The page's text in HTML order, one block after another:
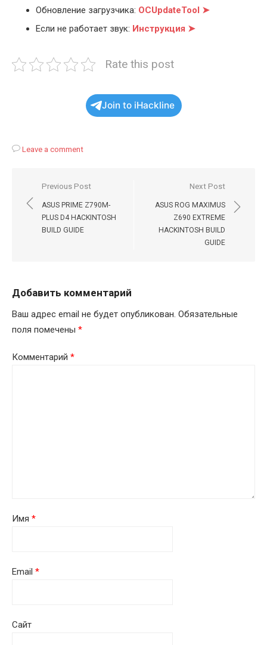
Обновление загрузчика: OCUpdateTool ➤
Если не работает звук: Инструкция ➤
Rate this post
Join to iHackline
Leave a comment
Навигация
по
записям
Previous Post
ASUS PRIME Z790M-
PLUS D4 HACKINTOSH
BUILD GUIDE
Next Post
ASUS ROG MAXIMUS
Z690 EXTREME
HACKINTOSH BUILD
GUIDE
Добавить комментарий
Ваш адрес email не будет опубликован. Обязательные
поля помечены *
Комментарий *
Имя *
Email *
Сайт